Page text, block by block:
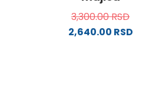
proizvoda.
3,300.00RSD
2,640.00 RSD